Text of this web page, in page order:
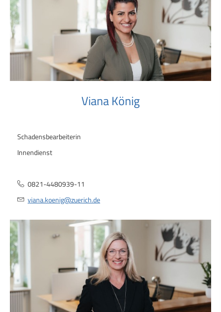
Viana König
Schadensbearbeiterin
Innendienst
0821-4480939-11
viana.koenig@zuerich.de